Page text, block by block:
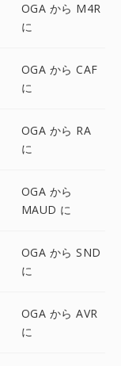
OGA から M4R
に
OGA から CAF
に
OGA から RA
に
OGA から
MAUD に
OGA から SND
に
OGA から AVR
に